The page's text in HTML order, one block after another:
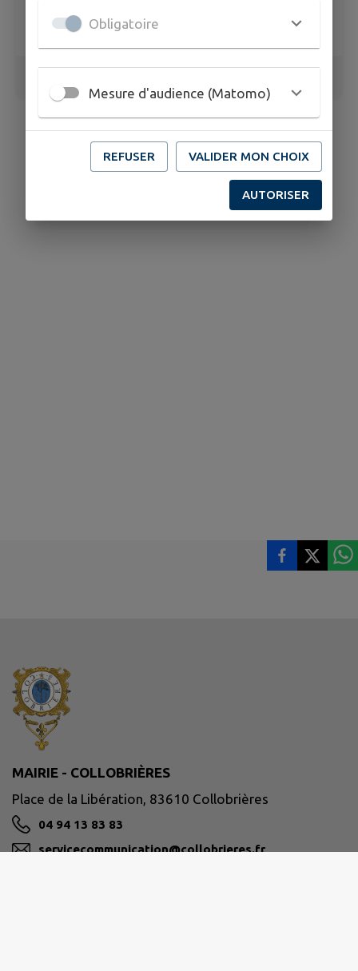
MAIRIE - COLLOBRIÈRES
Place de la Libération, 83610 Collobrières
04 94 13 83 83
servicecommunication@collobrieres.fr
Obligatoire
Mesure d'audience (Matomo)
REFUSER VALIDER MON CHOIX
AUTORISER